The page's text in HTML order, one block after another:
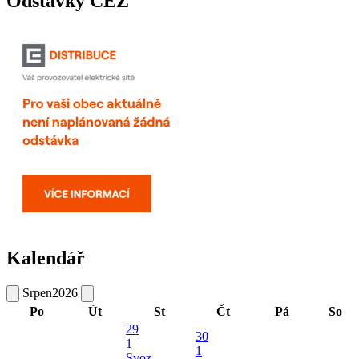
Kalendář
Srpen2026
Po
Út St Čt Pá So
29
1
30
1